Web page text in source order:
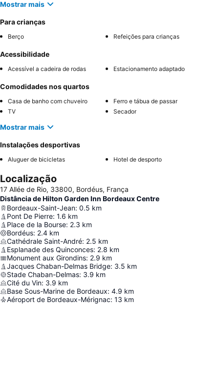
Mostrar mais
Para crianças
Berço Refeições para crianças
Acessibilidade
Acessível a cadeira de rodas Estacionamento adaptado
Comodidades nos quartos
Casa de banho com chuveiro
Ferro e tábua de passar
TV
Secador
Mostrar mais
Instalações desportivas
Aluguer de bicicletas Hotel de desporto
Localização
17 Allée de Rio, 33800, Bordéus, França
Distância de Hilton Garden Inn Bordeaux Centre
Bordeaux-Saint-Jean: 0.5 km
Pont De Pierre: 1.6 km
Place de la Bourse: 2.3 km
Bordéus: 2.4 km
Cathédrale Saint-André: 2.5 km
Esplanade des Quinconces: 2.8 km
Monument aux Girondins: 2.9 km
Jacques Chaban-Delmas Bridge: 3.5 km
Stade Chaban-Delmas: 3.9 km
Cité du Vin: 3.9 km
Base Sous-Marine de Bordeaux: 4.9 km
Aéroport de Bordeaux-Mérignac: 13 km